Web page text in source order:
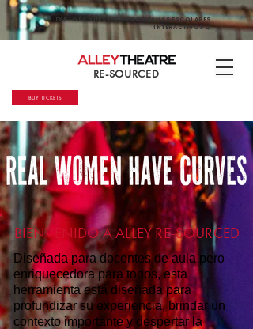
EXPLORA NUESTROS PROGRAMAS ESCOLARES
INTERACTIVOS →
RE-SOURCED
BUY TICKETS
BIENVENIDO A ALLEY RE-SOURCED
Diseñada para docentes de aula pero
enriquecedora para todos, esta
herramienta está diseñada para
profundizar su experiencia, brindar un
contexto importante y despertar la